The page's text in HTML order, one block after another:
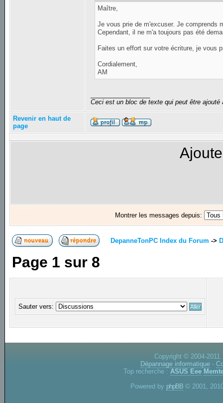
Maître,
Je vous prie de m'excuser. Je comprends
Cependant, il ne m'a toujours pas été
Faites un effort sur votre écriture, je vous
Cordialement,
AM
Ceci est un bloc de texte qui peut être
Revenir en haut de
page
Montrer les messages depuis:
DepanneTonPC Index du Forum ->
Page 1 sur 8
Sauter vers:
Copyright © 2004-
Dépannage informatique -
Top recherche : ASUS Eee
Powered by phpBB © 2001,